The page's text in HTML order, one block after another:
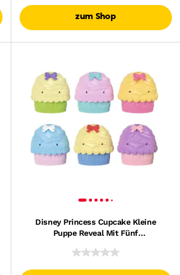
zum Shop
Disney Princess Cupcake Kleine
Puppe Reveal Mit Fünf
Und Zwei Zubehörteile